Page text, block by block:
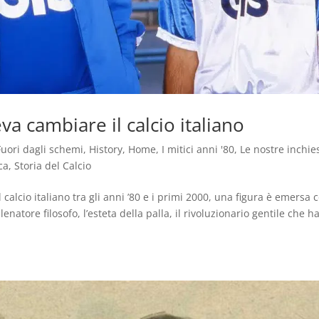
cambiare il calcio italiano
dagli schemi, History, Home, I mitici anni '80, Le nostre
,Storia del Calcio
italiano tra gli anni ’80 e i primi 2000, una figura è emersa
filosofo, l’esteta della palla, il rivoluzionario gentile che